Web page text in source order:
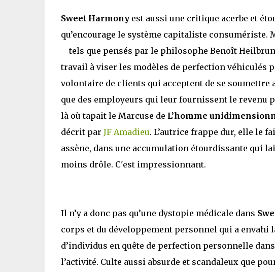
Sweet Harmonyest aussi une critique acerbe et
qu’encourage le système capitaliste
– tels que pensés par le philosophe Benoît
travail à viser les modèles de perfection véhiculés
volontaire de clients qui acceptent de se
que des employeurs qui leur fournissent le revenu
là où tapait le Marcuse de L’homme
décrit par JF Amadieu. L’autrice frappe dur, elle le
assène, dans une accumulation étourdissante qui
moins drôle. C'est impressionnant.
Il n’y a donc pas qu’une dystopie médicale dans
corps et du développement personnel qui a
d’individus en quête de perfection personnelle
l’activité. Culte aussi absurde et scandaleux que